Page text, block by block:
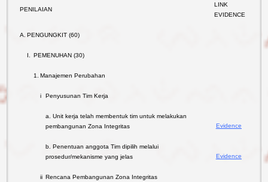
PENILAIAN
LINK
EVIDENCE
A. PENGUNGKIT (60)
I. PEMENUHAN (30)
1. Manajemen Perubahan
i Penyusunan Tim Kerja
a. Unit kerja telah membentuk tim untuk melakukan
pembangunan Zona Integritas
Evidence
b. Penentuan anggota Tim dipilih melalui
prosedur/mekanisme yang jelas
Evidence
ii Rencana Pembangunan Zona Integritas